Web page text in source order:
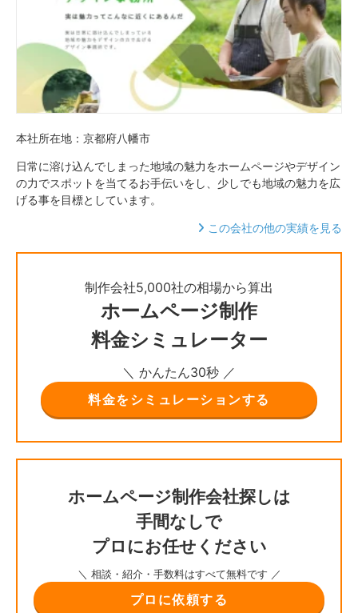
本社所在地：京都府八幡市
日常に溶け込んでしまった地域の魅力をホームページやデザイン
の力でスポットを当てるお手伝いをし、少しでも地域の魅力を広
げる事を目標としています。
この会社の他の実績を見る
制作会社5,000社の相場から算出
ホームページ制作
料金シミュレーター
＼ かんたん30秒 ／
料金をシミュレーションする
ホームページ制作会社探しは
手間なしで
プロにお任せください
＼ 相談・紹介・手数料はすべて無料です ／
プロに依頼する